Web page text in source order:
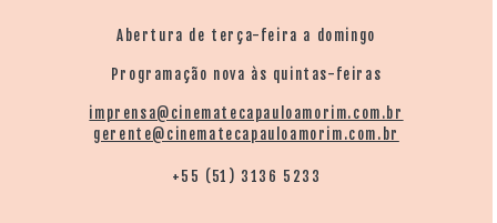
Abertura de terça-feira a domingo
Programação nova às quintas-feiras
imprensa@cinematecapauloamorim.com.br
gerente@cinematecapauloamorim.com.br
+55 (51) 3136 5233